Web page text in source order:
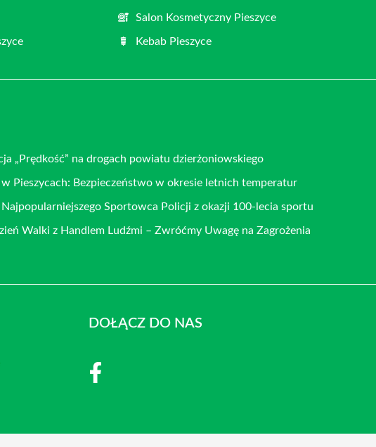
Salon Kosmetyczny Pieszyce
Kebab Pieszyce
„Prędkość” na drogach powiatu dzierżoniowskiego
w Pieszycach: Bezpieczeństwo w okresie letnich temperatur
Najpopularniejszego Sportowca Policji z okazji 100-lecia sportu
Walki z Handlem Ludźmi – Zwróćmy Uwagę na Zagrożenia
DOŁĄCZ DO NAS